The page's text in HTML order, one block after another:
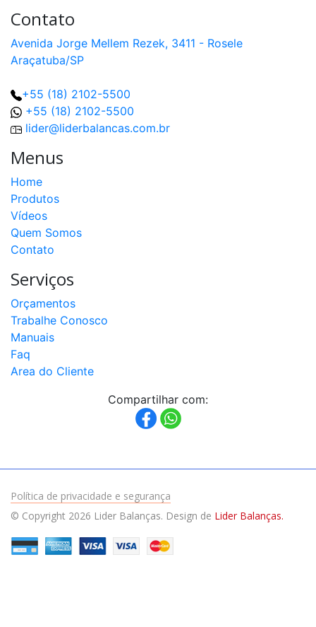
Contato
Avenida Jorge Mellem Rezek, 3411 - Rosele
Araçatuba/SP
+55 (18) 2102-5500
+55 (18) 2102-5500
lider@liderbalancas.com.br
Menus
Home
Produtos
Vídeos
Quem Somos
Contato
Serviços
Orçamentos
Trabalhe Conosco
Manuais
Faq
Area do Cliente
Compartilhar com:
Política de privacidade e segurança
© Copyright 2026 Lider Balanças. Design de Lider Balanças.